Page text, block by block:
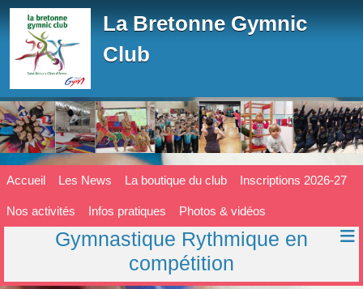
La Bretonne Gymnic
Club
Accueil Les News La boutique du club Inscriptions 2026-27
Nos activités Infos pratiques Photos & vidéos
Gymnastique Rythmique en
compétition
Panneau de gestion des cookies